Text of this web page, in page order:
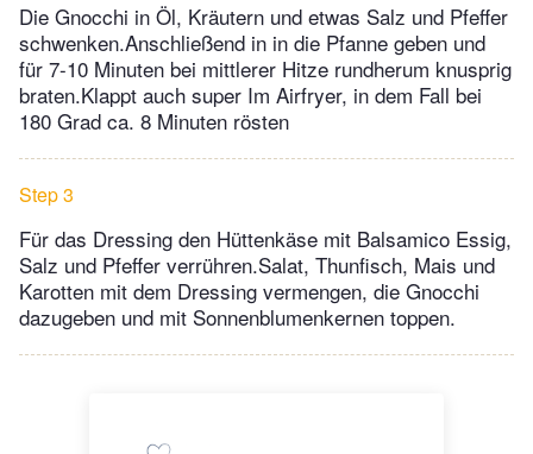
Die Gnocchi in Öl, Kräutern und etwas Salz und Pfeffer
schwenken.Anschließend in in die Pfanne geben und
für 7-10 Minuten bei mittlerer Hitze rundherum knusprig
braten.Klappt auch super Im Airfryer, in dem Fall bei
180 Grad ca. 8 Minuten rösten
Step 3
Für das Dressing den Hüttenkäse mit Balsamico Essig,
Salz und Pfeffer verrühren.Salat, Thunfisch, Mais und
Karotten mit dem Dressing vermengen, die Gnocchi
dazugeben und mit Sonnenblumenkernen toppen.